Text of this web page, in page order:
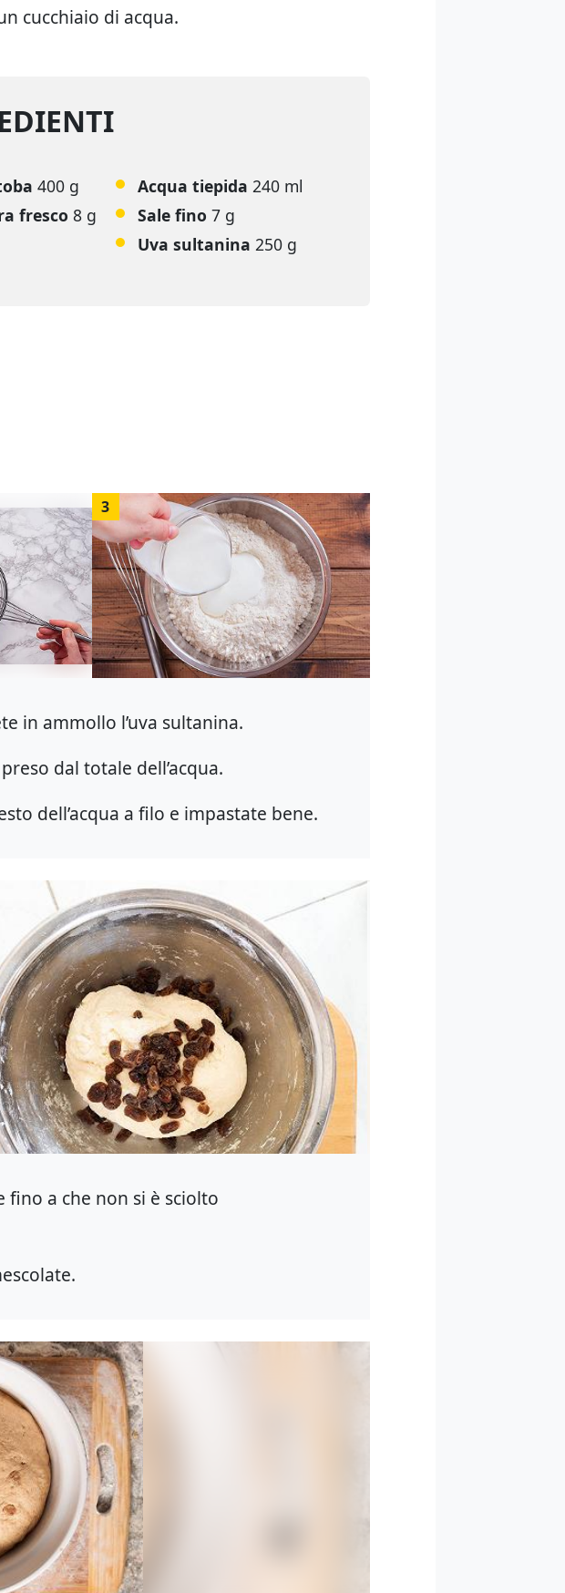
cucchiaio di acqua.
400 g Acqua tiepida 240 ml
fresco 8 g Sale fino 7 g
Uva sultanina 250 g
3
in ammollo l’uva sultanina.
dal totale dell’acqua.
dell’acqua a filo e impastate bene.
a che non si è sciolto